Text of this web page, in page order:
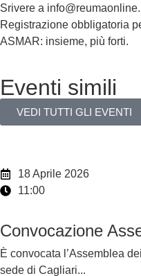
Srivere a
Registrazione obbligatoria
ASMAR: insieme, più forti.
Eventi simili
VEDI TUTTI GLI EVENTI
18 Aprile 2026
11:00
Convocazione
È convocata l’Assemblea
sede di Cagliari...